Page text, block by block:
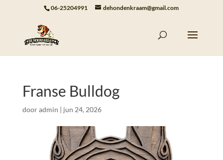
06-25204991 dehondenkraam@gmail.com
Franse Bulldog
dooradmin | jun 24, 2026